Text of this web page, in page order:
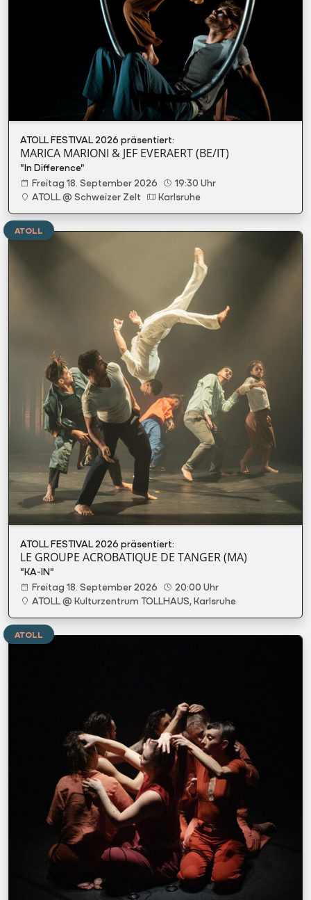
ATOLL FESTIVAL 2026 präsentiert:
MARICA MARIONI & JEF EVERAERT (BE/IT)
"In Difference"
Freitag 18. September 2026
19:30 Uhr
ATOLL @ Schweizer Zelt
Karlsruhe
ATOLL
ATOLL FESTIVAL 2026 präsentiert:
LE GROUPE ACROBATIQUE DE TANGER (MA)
"KA-IN"
Freitag 18. September 2026
20:00 Uhr
ATOLL @ Kulturzentrum TOLLHAUS, Karlsruhe
ATOLL